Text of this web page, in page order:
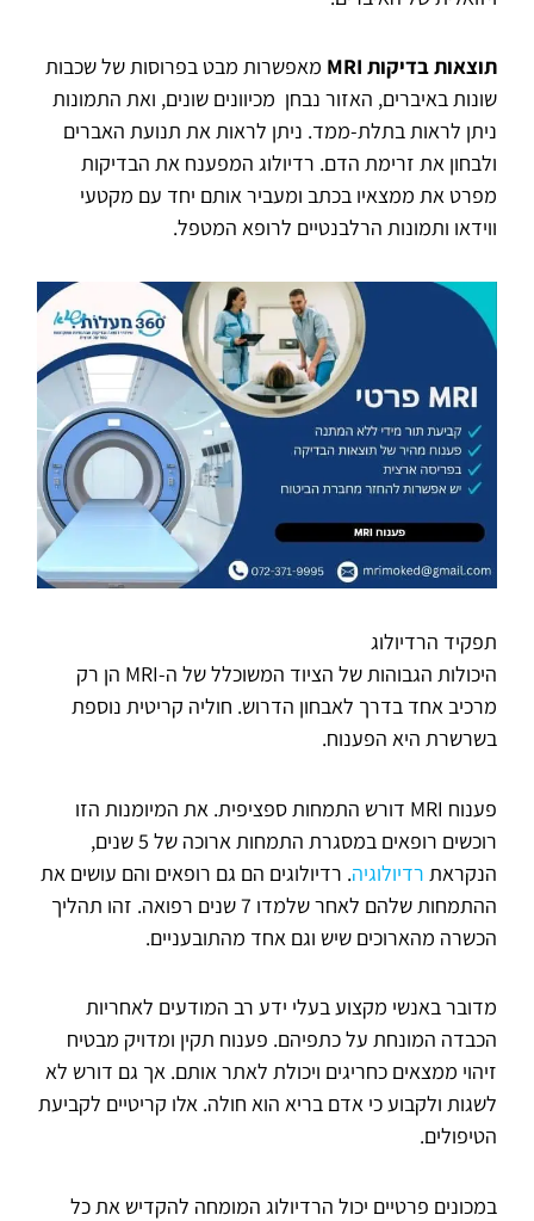
תוצאות בדיקות MRI מאפשרות מבט בפרוסות של שכבות
שונות באיברים, האזור נבחן מכיוונים שונים, ואת התמונות
ניתן לראות בתלת-ממד. ניתן לראות את תנועת האברים
ולבחון את זרימת הדם. רדיולוג המפענח את הבדיקות
מפרט את ממצאיו בכתב ומעביר אותם יחד עם מקטעי
ווידאו ותמונות הרלבנטיים לרופא המטפל.
תפקיד הרדיולוג
היכולות הגבוהות של הציוד המשוכלל של ה-MRI הן רק
מרכיב אחד בדרך לאבחון הדרוש. חוליה קריטית נוספת
בשרשרת היא הפענוח.
פענוח MRI דורש התמחות ספציפית. את המיומנות הזו
רוכשים רופאים במסגרת התמחות ארוכה של 5 שנים,
הנקראת רדיולוגיה. רדיולוגים הם גם רופאים והם עושים את
ההתמחות שלהם לאחר שלמדו 7 שנים רפואה. זהו תהליך
הכשרה מהארוכים שיש וגם אחד מהתובעניים.
מדובר באנשי מקצוע בעלי ידע רב המודעים לאחריות
הכבדה המונחת על כתפיהם. פענוח תקין ומדויק מבטיח
זיהוי ממצאים כחריגים ויכולת לאתר אותם. אך גם דורש לא
לשגות ולקבוע כי אדם בריא הוא חולה. אלו קריטיים לקביעת
הטיפולים.
במכונים פרטיים יכול הרדיולוג המומחה להקדיש את כל